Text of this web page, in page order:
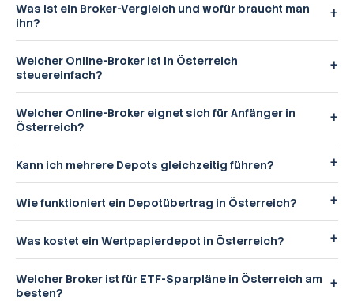
Was ist ein Broker-Vergleich und wofür braucht man
ihn?
Welcher Online-Broker ist in Österreich
steuereinfach?
Welcher Online-Broker eignet sich für Anfänger in
Österreich?
Kann ich mehrere Depots gleichzeitig führen?
Wie funktioniert ein Depotübertrag in Österreich?
Was kostet ein Wertpapierdepot in Österreich?
Welcher Broker ist für ETF-Sparpläne in Österreich am
besten?